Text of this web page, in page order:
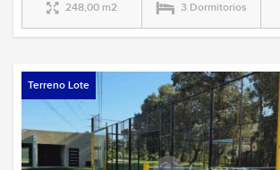
248,00 m2 3 Dormitorios
Terreno Lote